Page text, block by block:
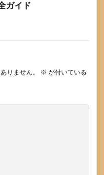
ガイド
りません。 ※ が付いている